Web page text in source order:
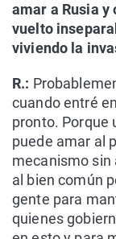
amar a Rusia y
vuelto
viviendo la
R.:
cuando entré
pronto. Porque
puede amar al
mecanismo sin
al bien común
gente para
quienes